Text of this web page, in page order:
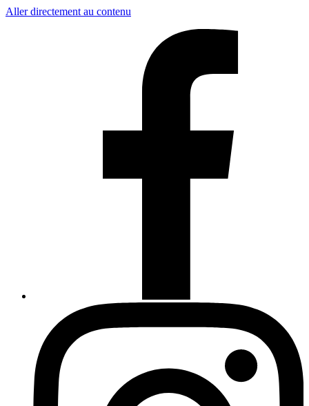
Aller directement au contenu